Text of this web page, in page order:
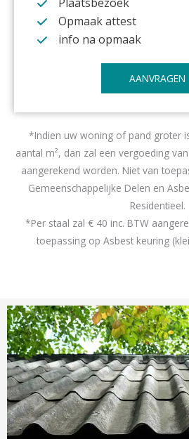
Opmaak attest
info na opmaak
AANVRAGEN
*Indien uw woning of pand groter
aantal m², dan zal een vergoeding
aangerekend worden. Niet van
Gemeenschappelijke Delen en
Residentieel.
*Per staal zal € 40 inc. BTW
toepassing op Asbest keuring